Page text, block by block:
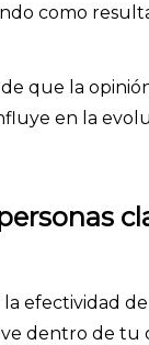
como
que la
en la
efectividad
dentro de tu